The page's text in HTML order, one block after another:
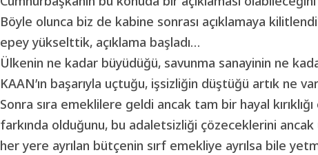
Böyle olunca biz de kabine sonrası açıklamaya
epey yükselttik, açıklama başladı…
Ülkenin ne kadar büyüdüğü, savunma sanayinin ne
KAAN’ın başarıyla uçtuğu, işsizliğin düştüğü artık ne
Sonra sıra emeklilere geldi ancak tam bir hayal
farkında olduğunu, bu adaletsizliği çözeceklerini
her yere ayrılan bütçenin sırf emekliye ayrılsa bile